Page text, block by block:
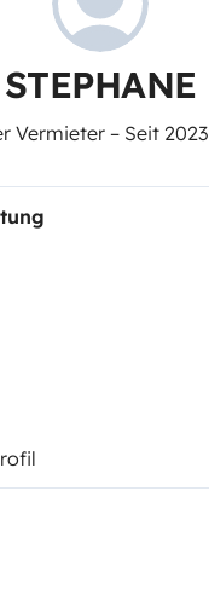
STEPHANE
Vermieter – Seit